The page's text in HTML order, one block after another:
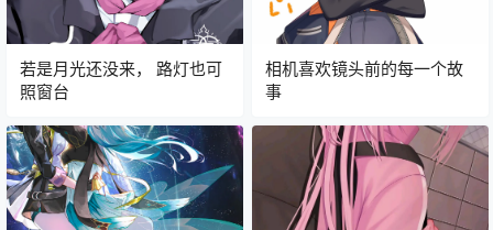
若是月光还没来， 路灯也可
照窗台
相机喜欢镜头前的每一个故
事